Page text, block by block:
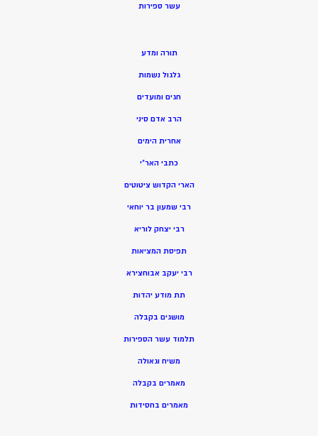
עשר ספירות
תורה ומדע
גלגול נשמות
חגים ומועדים
הרב אדם סיני
אחרית הימים
כתבי האר”י
הארי הקדוש ציטוטים
רבי שמעון בר יוחאי
רבי יצחק לוריא
תפיסת המציאות
רבי יעקב אבוחצירא
תת מודע יהדות
מושגים בקבלה
תלמוד עשר הספירות
משיח וגאולה
מאמרים בקבלה
מאמרים בחסידות